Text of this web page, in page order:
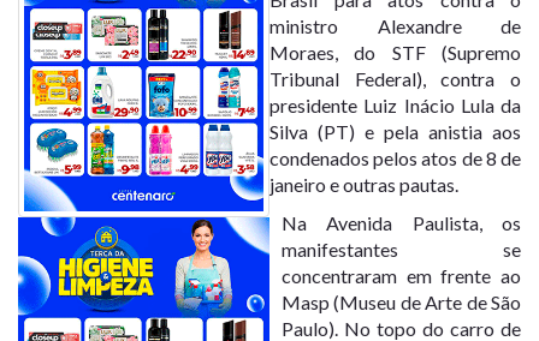
ministro Alexandre de
Moraes, do STF (Supremo
Tribunal Federal), contra o
presidente Luiz Inácio Lula da
Silva (PT) e pela anistia aos
condenados pelos atos de 8 de
janeiro e outras pautas.
Na Avenida Paulista, os
manifestantes se
concentraram em frente ao
Masp (Museu de Arte de São
Paulo). No topo do carro de